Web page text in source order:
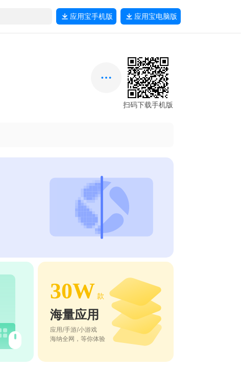
应用宝手机版 应用宝电脑版
扫码下载手机版
30W 款
海量应用
应用/手游/小游戏
海纳全网，等你体验